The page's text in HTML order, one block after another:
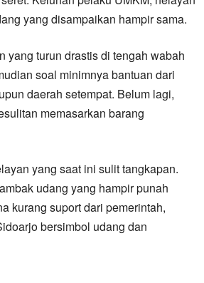
yang disampaikan hampir sama.
yang turun drastis di tengah wabah
soal minimnya bantuan dari
daerah setempat. Belum lagi,
memasarkan barang
yang saat ini sulit tangkapan.
udang yang hampir punah
kurang suport dari pemerintah,
bersimbol udang dan